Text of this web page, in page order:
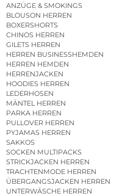
ANZÜGE & SMOKINGS
BLOUSON HERREN
BOXERSHORTS
CHINOS HERREN
GILETS HERREN
HERREN BUSINESSHEMDEN
HERREN HEMDEN
HERRENJACKEN
HOODIES HERREN
LEDERHOSEN
MÄNTEL HERREN
PARKA HERREN
PULLOVER HERREN
PYJAMAS HERREN
SAKKOS
SOCKEN MULTIPACKS
STRICKJACKEN HERREN
TRACHTENMODE HERREN
ÜBERGANGSJACKEN HERREN
UNTERWÄSCHE HERREN